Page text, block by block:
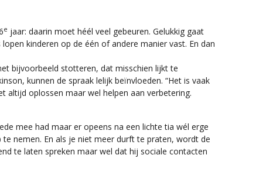
e jaar: daarin moet héél veel gebeuren. Gelukkig gaat
kinderen op de één of andere manier vast. En dan
bijvoorbeeld stotteren, dat misschien lijkt te
kunnen de spraak lelijk beïnvloeden. “Het is vaak
altijd oplossen maar wel helpen aan verbetering.
mee had maar er opeens na een lichte tia wél erge
nemen. En als je niet meer durft te praten, wordt de
te laten spreken maar wel dat hij sociale contacten